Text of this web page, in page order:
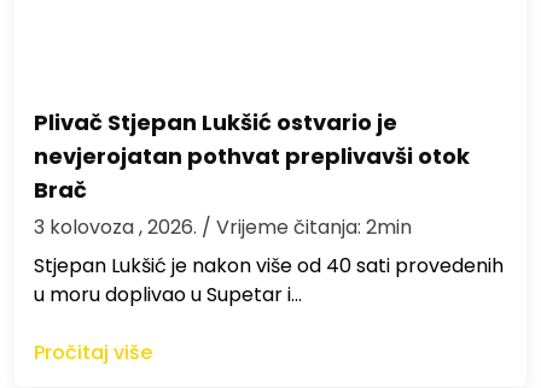
Plivač Stjepan Lukšić ostvario je
nevjerojatan pothvat preplivavši otok
Brač
3 kolovoza , 2026. / Vrijeme čitanja: 2min
St​jepan Lukšić je nakon više od 40 sati provedenih
u moru doplivao u Supetar i…
Pročitaj više